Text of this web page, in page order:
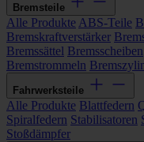
Bremsteile
Alle Produkte ABS-Teile
Bremskraftverstärker
Bremssättel Bremsscheiben
Bremstrommeln
Fahrwerksteile
Alle Produkte Blattfedern
Spiralfedern Stabilisatoren
Stoßdämpfer